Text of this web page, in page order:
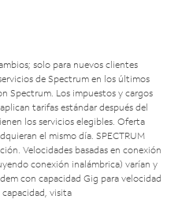
solo para nuevos clientes
de Spectrum en los últimos
Spectrum. Los impuestos y cargos
tarifas estándar después del
los servicios elegibles. Oferta
el mismo día. SPECTRUM
Velocidades basadas en conexión
conexión inalámbrica) varían y
con capacidad Gig para velocidad
capacidad, visita